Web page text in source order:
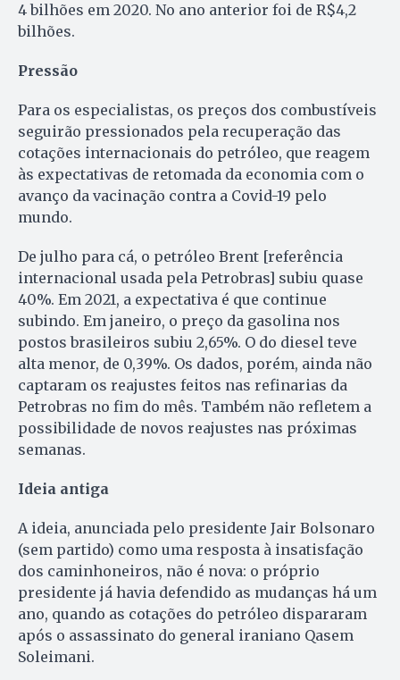
4 bilhões em 2020. No ano anterior foi de R$4,2
bilhões.
Pressão
Para os especialistas, os preços dos combustíveis
seguirão pressionados pela recuperação das
cotações internacionais do petróleo, que reagem
às expectativas de retomada da economia com o
avanço da vacinação contra a Covid-19 pelo
mundo.
De julho para cá, o petróleo Brent [referência
internacional usada pela Petrobras] subiu quase
40%. Em 2021, a expectativa é que continue
subindo. Em janeiro, o preço da gasolina nos
postos brasileiros subiu 2,65%. O do diesel teve
alta menor, de 0,39%. Os dados, porém, ainda não
captaram os reajustes feitos nas refinarias da
Petrobras no fim do mês. Também não refletem a
possibilidade de novos reajustes nas próximas
semanas.
Ideia antiga
A ideia, anunciada pelo presidente Jair Bolsonaro
(sem partido) como uma resposta à insatisfação
dos caminhoneiros, não é nova: o próprio
presidente já havia defendido as mudanças há um
ano, quando as cotações do petróleo dispararam
após o assassinato do general iraniano Qasem
Soleimani.